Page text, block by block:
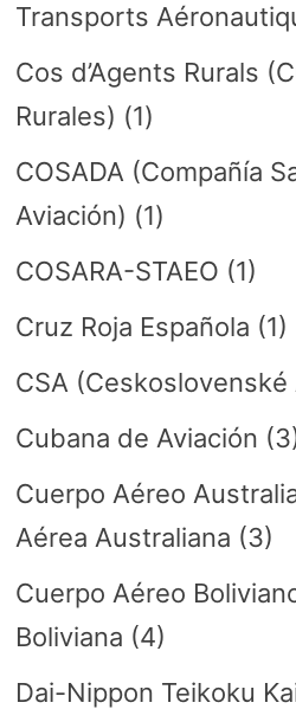
Transports
Cos d’Agents Rurals
Rurales) (1)
COSADA (Compañía
Aviación) (1)
COSARA-STAEO (1)
Cruz Roja Española (1)
CSA (Ceskoslovenské
Cubana de Aviación
Cuerpo Aéreo
Aérea Australiana (3)
Cuerpo Aéreo
Boliviana (4)
Dai-Nippon Teikoku